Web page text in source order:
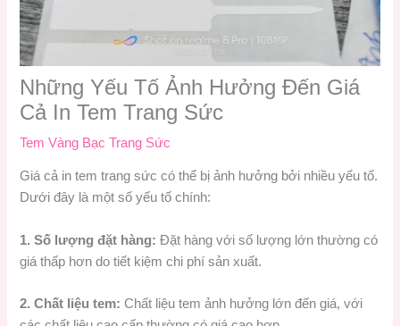
Những Yếu Tố Ảnh Hưởng Đến Giá
Cả In Tem Trang Sức
Tem Vàng Bạc Trang Sức
Giá cả in tem trang sức có thể bị ảnh hưởng bởi nhiều yếu tố.
Dưới đây là một số yếu tố chính:
1. Số lượng đặt hàng: Đặt hàng với số lượng lớn thường có
giá thấp hơn do tiết kiệm chi phí sản xuất.
2. Chất liệu tem: Chất liệu tem ảnh hưởng lớn đến giá, với